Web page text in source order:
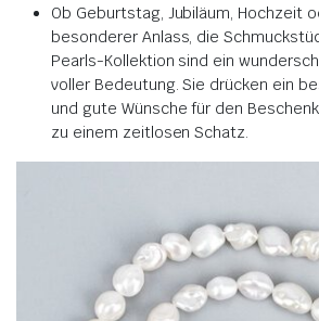
Ob Geburtstag, Jubiläum, Hochzeit
besonderer Anlass, die
Pearls-Kollektion sind ein
voller Bedeutung. Sie drücken ein
und gute Wünsche für den
zu einem zeitlosen Schatz.